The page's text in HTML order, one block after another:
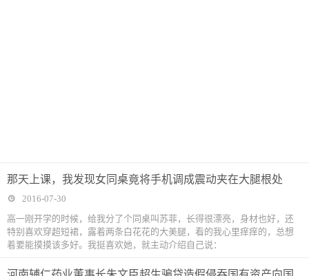
那天上课，我发现女同桌竟将手机调成震动夹在大腿根处
2016-07-30
高一刚开学的时候，给我分了个同桌叫苏菲，长得很漂亮，身材也好，还
特别喜欢穿超短裙，露着两条白花花的大美腿，看的我心里痒痒的，总想
着要能摸摸该多好。我挺喜欢她，就主动介绍自己说：